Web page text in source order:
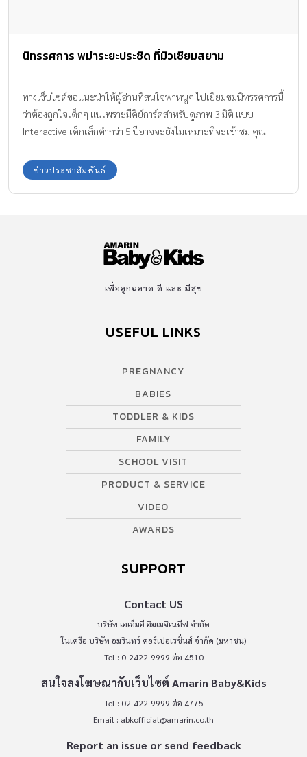
แสงแดด ส่งผลต่อจอประสาทตาได้โดยตรง และยังทำให้เกิดทั้งต้อลม
ต่างๆ เช่น จอประสาทตาเสียหายหรือเกิดการไหม้ กระจกตาถลอกจาก
แสงจ้ามากๆ อาการปวดตาเรื้อรัง น้ำตาไหลตลอดเวลา ปวดกระบอกตา
อาการฟ้อง…ดวงตากำลังถูกทำร้าย ! • ตาล้า […]
นิทรรศการ พม่าระยะประชิด ที่มิวเซียมสยาม
ทางเว็บไซต์ขอแนะนำให้ผู้อ่านที่สนใจพาหนูๆ ไปเยี่ยมชมนิทรรศการนี้
ว่าต้องถูกใจเด็กๆ แน่เพราะมีคีย์การ์ดสำหรับดูภาพ 3 มิติ แบบ
Interactive เด็กเล็กต่ำกว่า 5 ปีอาจจะยังไม่เหมาะที่จะเข้าชม คุณ
จัดแสดงถึงวันที่ 31 ก.ค. 59
ข่าวประชาสัมพันธ์
เพื่อลูกฉลาด ดี และ มีสุข
USEFUL LINKS
PREGNANCY
BABIES
TODDLER & KIDS
FAMILY
SCHOOL VISIT
PRODUCT & SERVICE
VIDEO
AWARDS
SUPPORT
Contact US
บริษัท เอเอ็มอี อิมเมจิเนทีฟ จำกัด
ในเครือ บริษัท อมรินทร์ คอร์เปอเรชั่นส์ จำกัด (มหาชน)
Tel : 0-2422-9999 ต่อ 4510
สนใจลงโฆษณากับเว็บไซต์ Amarin Baby&Kids
Tel : 02-422-9999 ต่อ 4775
Email : abkofficial@amarin.co.th
Report an issue or send feedback